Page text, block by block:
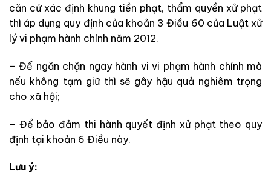
căn cứ xác định khung tiền phạt, thẩm quyền xử phạt
thì áp dụng quy định của khoản 3 Điều 60 của Luật xử
lý vi phạm hành chính năm 2012.
– Để ngăn chặn ngay hành vi vi phạm hành chính mà
nếu không tạm giữ thì sẽ gây hậu quả nghiêm trọng
cho xã hội;
– Để bảo đảm thi hành quyết định xử phạt theo quy
định tại khoản 6 Điều này.
Lưu ý: